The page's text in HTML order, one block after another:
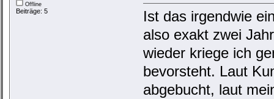
Offline
Beiträge: 5
Ist das irgendwie
also exakt zwei
wieder kriege ich
bevorsteht. Laut
abgebucht, laut